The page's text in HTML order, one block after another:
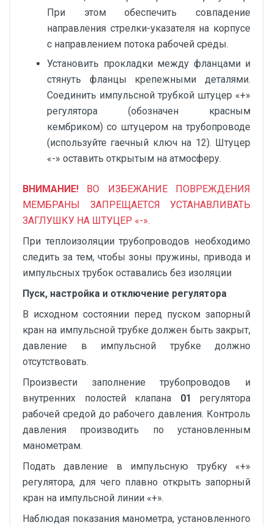
При этом обеспечить совпадение
направления стрелки-указателя на корпусе
с направлением потока рабочей среды.
Установить прокладки между фланцами и
стянуть фланцы крепежными деталями.
Соединить импульсной трубкой штуцер «+»
регулятора (обозначен красным
кембриком) со штуцером на трубопроводе
(используйте гаечный ключ на 12). Штуцер
«-» оставить открытым на атмосферу.
ВНИМАНИЕ! ВО ИЗБЕЖАНИЕ ПОВРЕЖДЕНИЯ
МЕМБРАНЫ ЗАПРЕЩАЕТСЯ УСТАНАВЛИВАТЬ
ЗАГЛУШКУ НА ШТУЦЕР «-».
При теплоизоляции трубопроводов необходимо
следить за тем, чтобы зоны пружины, привода и
импульсных трубок оставались без изоляции
Пуск, настройка и отключение регулятора
В исходном состоянии перед пуском запорный
кран на импульсной трубке должен быть закрыт,
давление в импульсной трубке должно
отсутствовать.
Произвести заполнение трубопроводов и
внутренних полостей клапана 01 регулятора
рабочей средой до рабочего давления. Контроль
давления производить по установленным
манометрам.
Подать давление в импульсную трубку «+»
регулятора, для чего плавно открыть запорный
кран на импульсной линии «+».
Наблюдая показания манометра, установленного